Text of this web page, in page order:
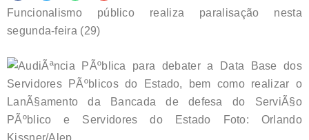
Funcionalismo público realiza paralisação nesta
segunda-feira (29)